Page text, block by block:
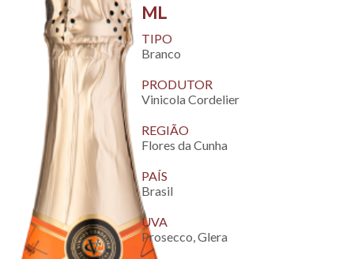
ML
TIPO
Branco
PRODUTOR
Vinicola Cordelier
REGIÃO
Flores da Cunha
PAÍS
Brasil
UVA
Prosecco, Glera